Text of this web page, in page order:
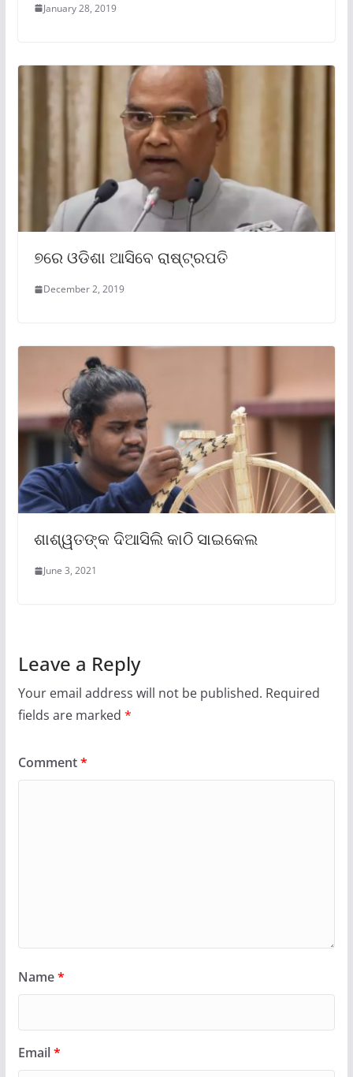
January 28, 2019
୭ରେ ଓଡିଶା ଆସିବେ ରାଷ୍ଟ୍ରପତି
December 2, 2019
ଶାଶ୍ୱତଙ୍କ ଦିଆସିଲି କାଠି ସାଇକେଲ
June 3, 2021
Leave a Reply
Your email address will not be published. Required
fields are marked *
Comment*
Name*
Email*